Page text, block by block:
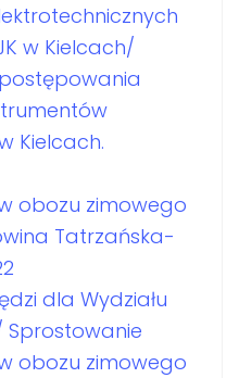
w Kielcach/
Kielcach.
obozu zimowego
Tatrzańska-
dla Wydziału
Sprostowanie
obozu zimowego